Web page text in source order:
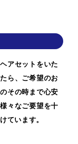
アセットをいた
ら、ご希望のお
その時まで心安
々なご要望を十
ています。